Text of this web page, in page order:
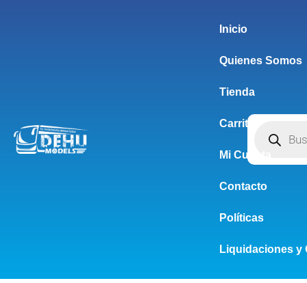
Inicio
Quienes Somos
Tienda
Carrito
Mi Cuenta
Contacto
Políticas
Liquidaciones y